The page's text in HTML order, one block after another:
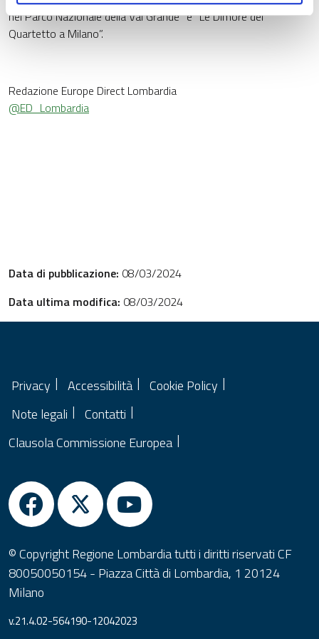
nel Parco Nazionale della Val Grande” e “Le Dimore del
Quartetto a Milano”.
Redazione Europe Direct Lombardia
@ED_Lombardia
Data di pubblicazione: 08/03/2024
Data ultima modifica: 08/03/2024
Privacy Accessibilità
Cookie Policy
Note legali
Contatti
Clausola Commissione Europea
© Copyright Regione Lombardia tutti i diritti riservati CF
80050050154 - Piazza Città di Lombardia, 1 20124
Milano
v.21.4.02-564190-12042023